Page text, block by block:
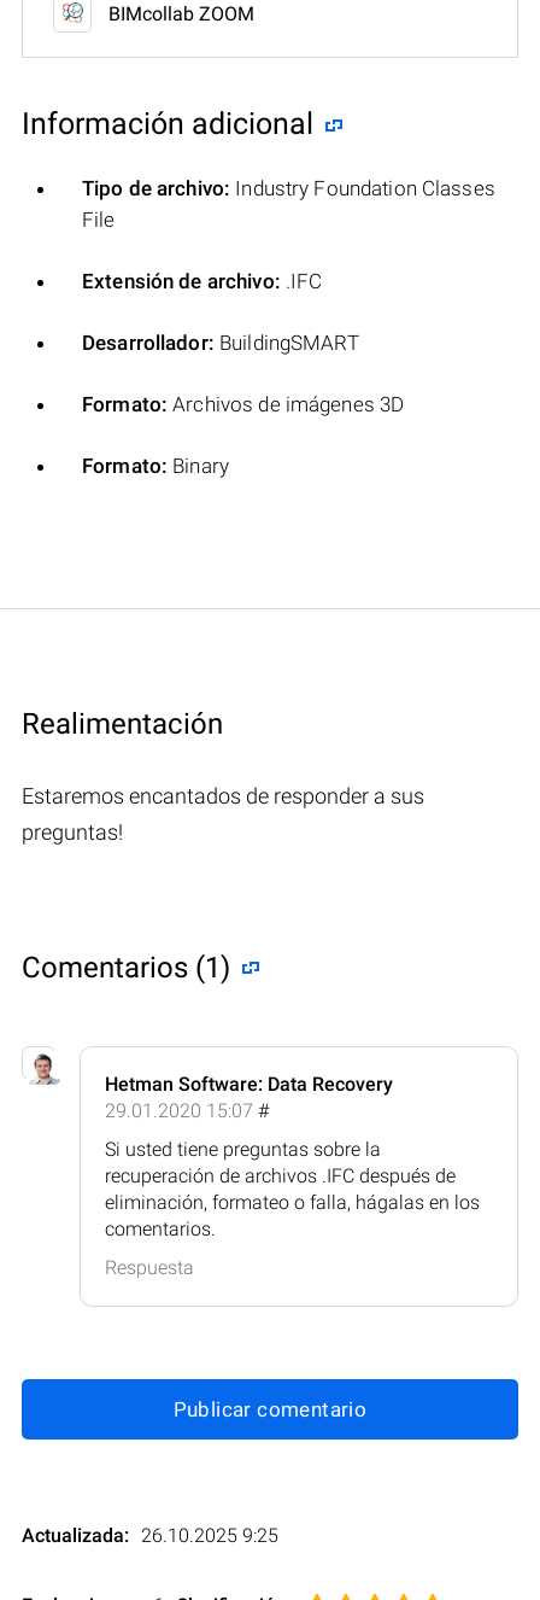
BIMcollab ZOOM
Información adicional
Tipo de archivo: Industry Foundation Classes
File
Extensión de archivo: .IFC
Desarrollador: BuildingSMART
Formato: Archivos de imágenes 3D
Formato: Binary
Realimentación
Estaremos encantados de responder a sus
preguntas!
Comentarios (1)
Hetman Software: Data Recovery
29.01.2020 15:07 #
Si usted tiene preguntas sobre la
recuperación de archivos .IFC después de
eliminación, formateo o falla, hágalas en los
comentarios.
Respuesta
Publicar comentario
Actualizada: 26.10.2025 9:25